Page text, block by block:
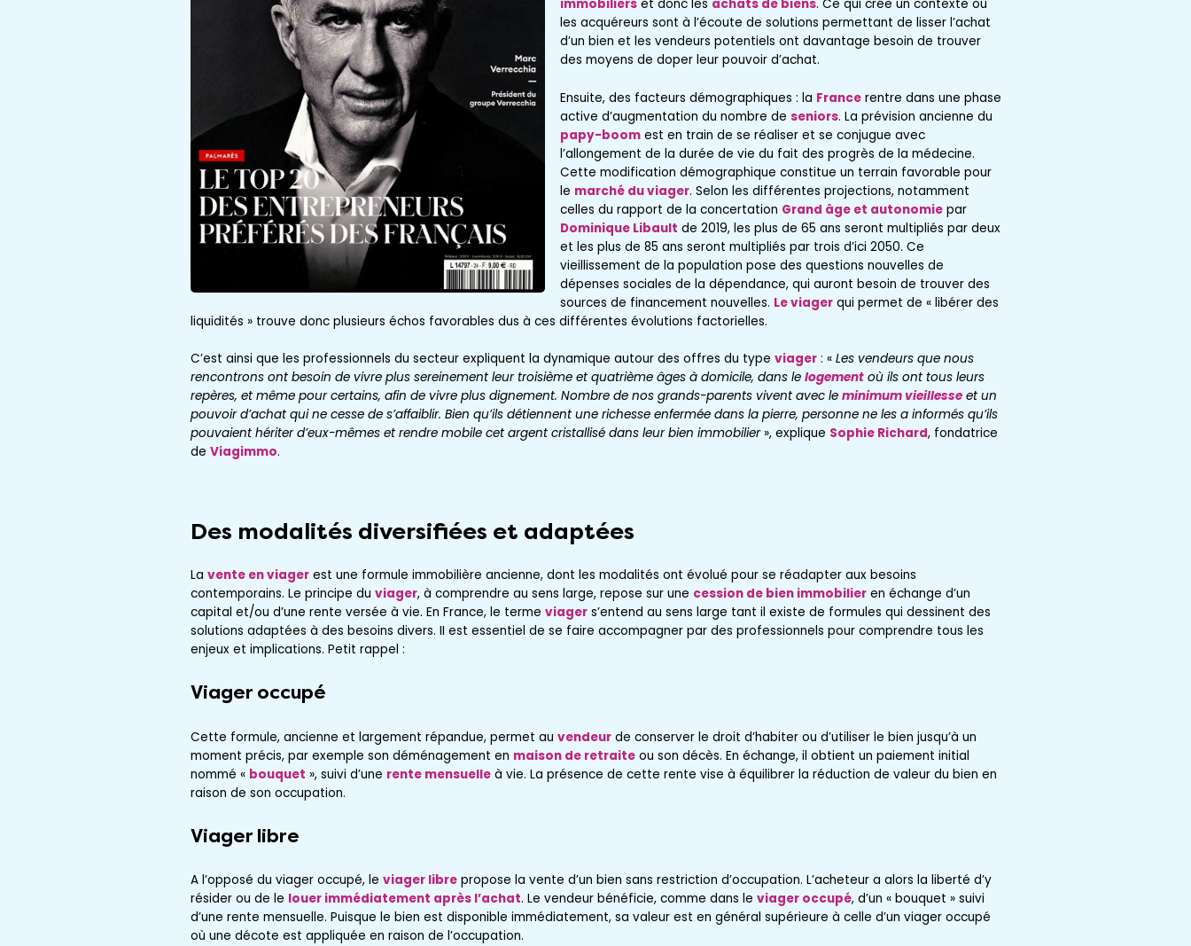
immobilierset donc les achats de biens. Ce qui crée un contexte où
les acquéreurs sont à l’écoute de solutions permettant de lisser l’achat
d’un bien et les vendeurs potentiels ont davantage besoin de trouver
des moyens de doper leur pouvoir d’achat.
Ensuite, des facteurs démographiques : la Francerentre dans une phase
active d’augmentation du nombre de seniors. La prévision ancienne du
papy-boomest en train de se réaliser et se conjugue avec
l’allongement de la durée de vie du fait des progrès de la médecine.
Cette modification démographique constitue un terrain favorable pour
le marché du viager. Selon les différentes projections, notamment
celles du rapport de la concertation Grand âge et autonomiepar
Dominique Libault de 2019, les plus de 65 ans seront multipliés par deux
et les plus de 85 ans seront multipliés par trois d’ici 2050. Ce
vieillissement de la population pose des questions nouvelles de
dépenses sociales de la dépendance, qui auront besoin de trouver des
sources de financement nouvelles. Le viagerqui permet de « libérer des
liquidités » trouve donc plusieurs échos favorables dus à ces différentes évolutions factorielles.
C’est ainsi que les professionnels du secteur expliquent la dynamique autour des offres du type viager: « Les vendeurs que nous
rencontrons ont besoin de vivre plus sereinement leur troisième et quatrième âges à domicile, dans le logementoù ils ont tous leurs
repères, et même pour certains, afin de vivre plus dignement. Nombre de nos grands-parents vivent avec le minimum vieillesseet un
pouvoir d’achat qui ne cesse de s’affaiblir. Bien qu’ils détiennent une richesse enfermée dans la pierre, personne ne les a informés qu’ils
pouvaient hériter d’eux-mêmes et rendre mobile cet argent cristallisé dans leur bien immobilier», explique Sophie Richard, fondatrice
de Viagimmo.
Des modalités diversifiées et adaptées
La vente en viagerest une formule immobilière ancienne, dont les modalités ont évolué pour se réadapter aux besoins
contemporains. Le principe du viager, à comprendre au sens large, repose sur une cession de bien immobilieren échange d’un
capital et/ou d’une rente versée à vie. En France, le terme viagers’entend au sens large tant il existe de formules qui dessinent des
solutions adaptées à des besoins divers. II est essentiel de se faire accompagner par des professionnels pour comprendre tous les
enjeux et implications. Petit rappel :
Viager occupé
Cette formule, ancienne et largement répandue, permet au vendeurde conserver le droit d’habiter ou d’utiliser le bien jusqu’à un
moment précis, par exemple son déménagement en maison de retraiteou son décès. En échange, il obtient un paiement initial
nommé « bouquet », suivi d’une rente mensuelleà vie. La présence de cette rente vise à équilibrer la réduction de valeur du bien en
raison de son occupation.
Viager libre
A l’opposé du viager occupé, le viager librepropose la vente d’un bien sans restriction d’occupation. L’acheteur a alors la liberté d’y
résider ou de le louer immédiatement après l’achat. Le vendeur bénéficie, comme dans le viager occupé, d’un « bouquet » suivi
d’une rente mensuelle. Puisque le bien est disponible immédiatement, sa valeur est en général supérieure à celle d’un viager occupé
où une décote est appliquée en raison de l’occupation.